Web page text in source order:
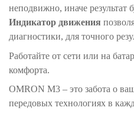
неподвижно, иначе результат
Индикатор движения
диагностики, для точного
Работайте от сети или на
комфорта.
OMRON M3 – это забота о
передовых технологиях в